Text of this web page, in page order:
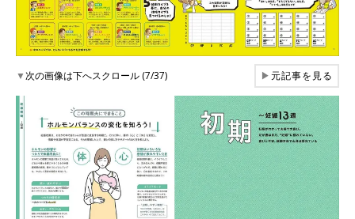
▼次の画像は下へスクロール (7/37) ▶元記事を見る